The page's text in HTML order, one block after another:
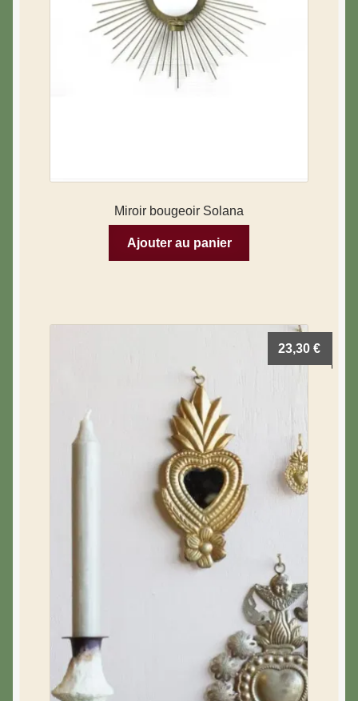
Miroir bougeoir Solana
Ajouter au panier
23,30€